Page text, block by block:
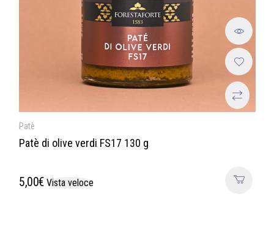
Patè
Patè di olive verdi FS17 130 g
5,00€ Vista veloce